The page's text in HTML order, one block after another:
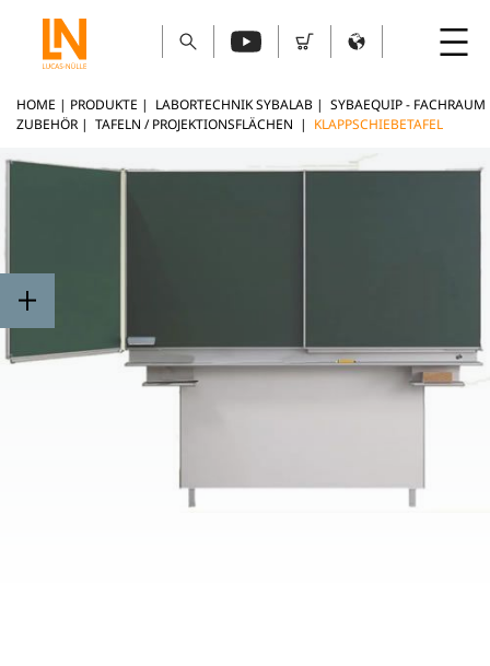
HOME | PRODUKTE | LABORTECHNIK SYBALAB | SYBAEQUIP - FACHRAUM
ZUBEHÖR | TAFELN / PROJEKTIONSFLÄCHEN | KLAPPSCHIEBETAFEL